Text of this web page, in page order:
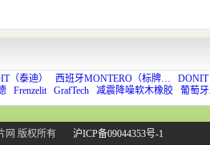
（泰迪） 西班牙MONTERO（标牌…
Frenzelit GrafTech 减震降噪软木橡胶 葡萄
网 版权所有 沪ICP备09044353号-1